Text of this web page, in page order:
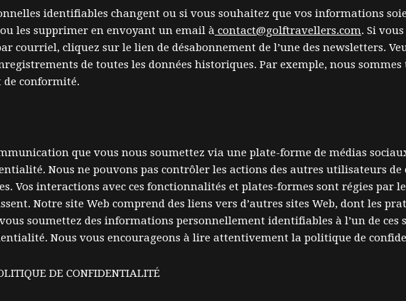
identifiables changent ou si vous souhaitez que vos informations
les supprimer en envoyant un email à contact@golftravellers.com. Si
courriel, cliquez sur le lien de désabonnement de l’une des newsletters.
de toutes les données historiques. Par exemple, nous
de conformité.
que vous nous soumettez via une plate-forme de médias
Nous ne pouvons pas contrôler les actions des autres utilisateurs de
Vos interactions avec ces fonctionnalités et plates-formes sont régies par
Notre site Web comprend des liens vers d’autres sites Web, dont les
soumettez des informations personnellement identifiables à l’un de
Nous vous encourageons à lire attentivement la politique de
DE CONFIDENTIALITÉ